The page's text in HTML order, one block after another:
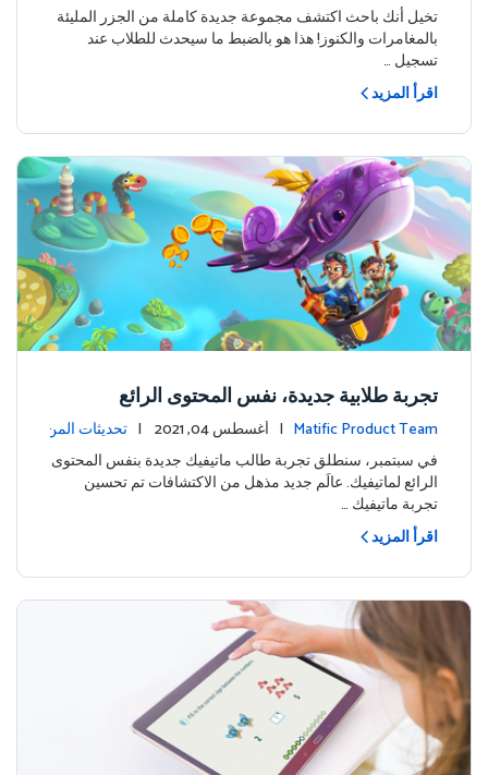
تخيل أنك باحث اكتشف مجموعة جديدة كاملة من الجزر المليئة
بالمغامرات والكنوز! هذا هو بالضبط ما سيحدث للطلاب عند
تسجيل …
اقرأ المزيد
تجربة طلابية جديدة، نفس المحتوى الرائع
Matific Product Team | أغسطس 04, 2021 | تحديثات المن
تج
في سبتمبر، سنطلق تجربة طالب ماتيفيك جديدة بنفس المحتوى
الرائع لماتيفيك. عالَم جديد مذهل من الاكتشافات تم تحسين
تجربة ماتيفيك …
اقرأ المزيد